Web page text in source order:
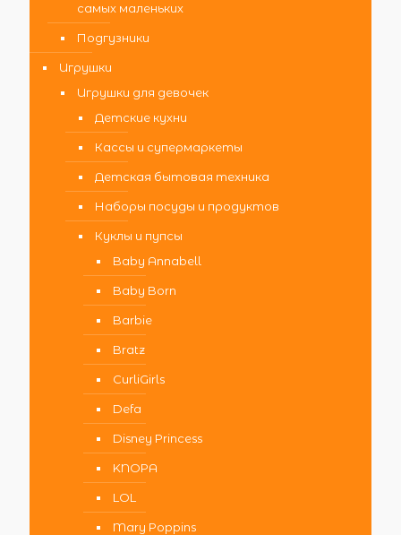
самых маленьких
Подгузники
Игрушки
Игрушки для девочек
Детские кухни
Кассы и супермаркеты
Детская бытовая техника
Наборы посуды и продуктов
Куклы и пупсы
Baby Annabell
Baby Born
Barbie
Bratz
CurliGirls
Defa
Disney Princess
KNOPA
LOL
Mary Poppins